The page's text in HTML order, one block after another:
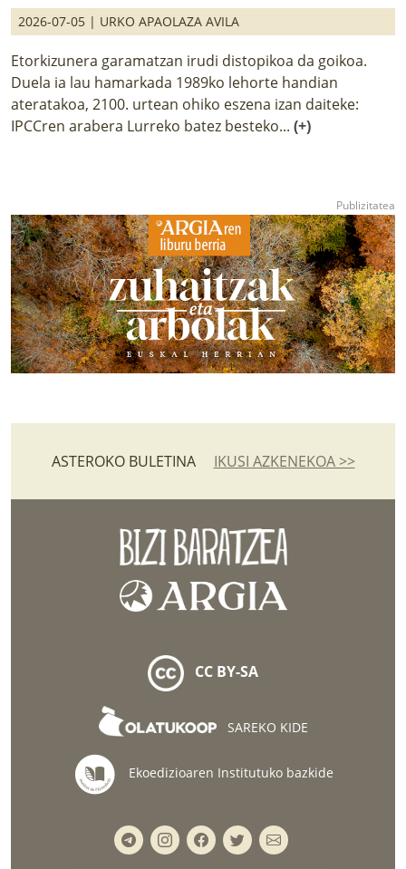
2026-07-05 | URKO APAOLAZA AVILA
Etorkizunera garamatzan irudi distopikoa da goikoa.
Duela ia lau hamarkada 1989ko lehorte handian
ateratakoa, 2100. urtean ohiko eszena izan daiteke:
IPCCren arabera Lurreko batez besteko... (+)
ASTEROKO BULETINA IKUSI AZKENEKOA >>
CC BY-SA
SAREKO KIDE
Ekoedizioaren Institutuko bazkide